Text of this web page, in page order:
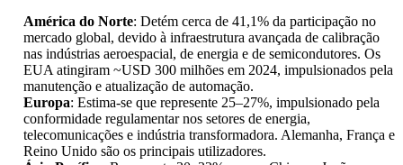
América do Norte: Detém cerca de 41,1% da participação no
mercado global, devido à infraestrutura avançada de calibração
nas indústrias aeroespacial, de energia e de semicondutores. Os
EUA atingiram ~USD 300 milhões em 2024, impulsionados pela
manutenção e atualização de automação.
Europa: Estima-se que represente 25–27%, impulsionado pela
conformidade regulamentar nos setores de energia,
telecomunicações e indústria transformadora. Alemanha, França e
Reino Unido são os principais utilizadores.